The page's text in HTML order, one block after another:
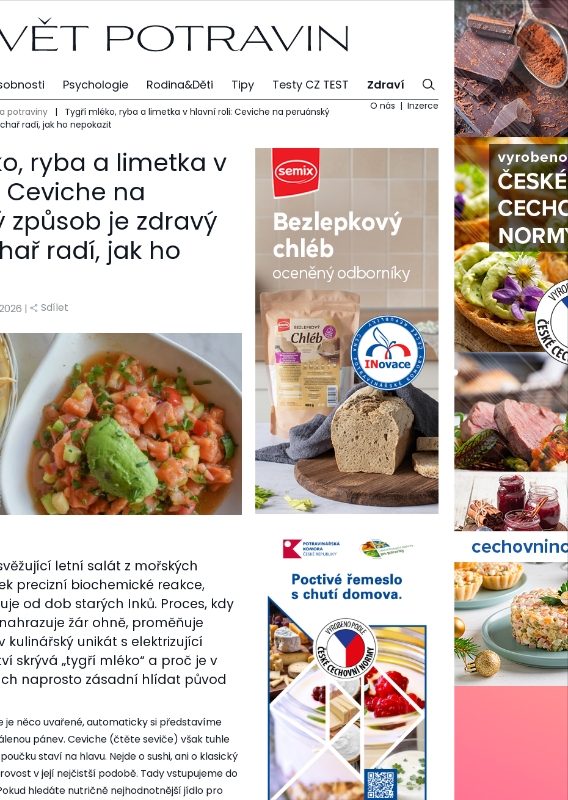
Psychologie Rodina&Děti Tipy Testy CZ TEST Zdraví
potraviny |
Tygří mléko, ryba a limetka v hlavní roli: Ceviche na peruánský
radí, jak ho nepokazit
O nás Inzerce
ryba a limetka v
na
způsob je zdravý
radí, jak ho
| Sdílet
letní salát z mořských
precizní biochemické reakce,
od dob starých Inků. Proces, kdy
žár ohně, proměňuje
kulinářský unikát s elektrizující
skrývá „tygří mléko“ a proč je v
naprosto zásadní hlídat původ
je něco uvařené, automaticky si představíme
pánev. Ceviche (čtěte seviče) však tuhle
staví na hlavu. Nejde o sushi, ani o klasický
v její nejčistší podobě. Tady vstupujeme do
hledáte nutričně nejhodnotnější jídlo pro